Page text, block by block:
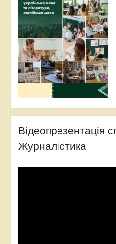
Відеопрезентація
Журналістика